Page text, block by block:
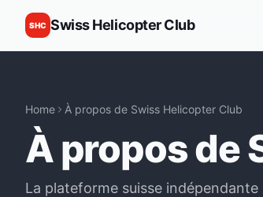
SHC Swiss Helicopter Club
Home À propos de Swiss Helicopter Club
À propos de
La plateforme suisse